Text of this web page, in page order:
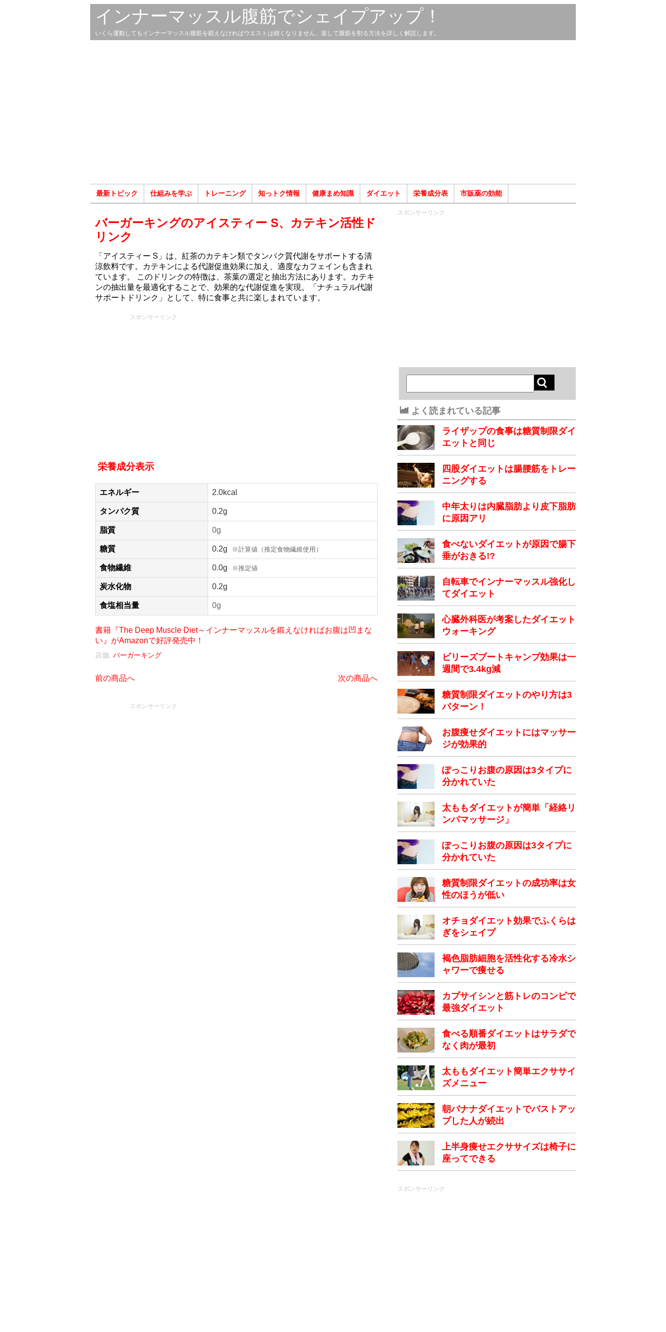
インナーマッスル腹筋でシェイプアップ！
いくら運動してもインナーマッスル腹筋を鍛えなければウエストは細くなりません。楽して腹筋を割る方法を詳しく解説します。
最新トピック 仕組みを学ぶ トレーニング 知っトク情報 健康まめ知識 ダイエット 栄養成分表 市販薬の効能
バーガーキングのアイスティー S、カテキン活性ド
リンク
「アイスティー S」は、紅茶のカテキン類でタンパク質代謝をサポートする清
涼飲料です。カテキンによる代謝促進効果に加え、適度なカフェインも含まれ
ています。 このドリンクの特徴は、茶葉の選定と抽出方法にあります。カテキ
ンの抽出量を最適化することで、効果的な代謝促進を実現。「ナチュラル代謝
サポートドリンク」として、特に食事と共に楽しまれています。
スポンサーリンク
栄養成分表示
エネルギー 2.0kcal
タンパク質 0.2g
脂質 0g
糖質 0.2g ※計算値（推定食物繊維使用）
食物繊維 0.0g ※推定値
炭水化物 0.2g
食塩相当量 0g
書籍『The Deep Muscle Diet～インナーマッスルを鍛えなければお腹は凹まな
い』がAmazonで好評発売中！
店舗: バーガーキング
前の商品へ 次の商品へ
スポンサーリンク
スポンサーリンク
よく読まれている記事
ライザップの食事は糖質制限ダイ
エットと同じ
四股ダイエットは腸腰筋をトレー
ニングする
中年太りは内臓脂肪より皮下脂肪
に原因アリ
食べないダイエットが原因で腸下
垂がおきる!?
自転車でインナーマッスル強化し
てダイエット
心臓外科医が考案したダイエット
ウォーキング
ビリーズブートキャンプ効果は一
週間で3.4kg減
糖質制限ダイエットのやり方は3
パターン！
お腹痩せダイエットにはマッサー
ジが効果的
ぽっこりお腹の原因は3タイプに
分かれていた
太ももダイエットが簡単「経絡リ
ンパマッサージ」
ぽっこりお腹の原因は3タイプに
分かれていた
糖質制限ダイエットの成功率は女
性のほうが低い
オチョダイエット効果でふくらは
ぎをシェイプ
褐色脂肪細胞を活性化する冷水シ
ャワーで痩せる
カプサイシンと筋トレのコンビで
最強ダイエット
食べる順番ダイエットはサラダで
なく肉が最初
太ももダイエット簡単エクササイ
ズメニュー
朝バナナダイエットでバストアッ
プした人が続出
上半身痩せエクササイズは椅子に
座ってできる
スポンサーリンク